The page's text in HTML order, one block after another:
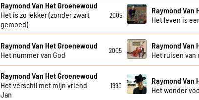
Raymond Van Het Groenewoud
Het is zo lekker (zonder zwart
gemoed)
2005
Raymond Van
Het leven is
Raymond Van Het Groenewoud
Het nummer van God
2005
Raymond Van
Het ruisen van
Raymond Van Het Groenewoud
Het verschil met mijn vriend
Jan
1990
Raymond Van
Het wonder